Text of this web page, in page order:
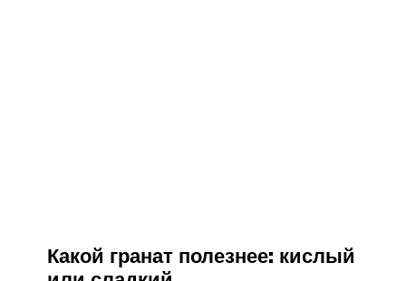
Какой гранат полезнее: кислый